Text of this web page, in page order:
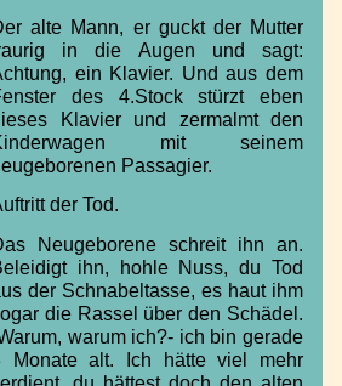
alte Mann, er guckt der Mutter
in die Augen und sagt:
ein Klavier. Und aus dem
des 4.Stock stürzt eben
Klavier und zermalmt den
mit seinem
Passagier.
der Tod.
Neugeborene schreit ihn an.
ihn, hohle Nuss, du Tod
der Schnabeltasse, es haut ihm
die Rassel über den Schädel.
warum ich?- ich bin gerade
Monate alt. Ich hätte viel mehr